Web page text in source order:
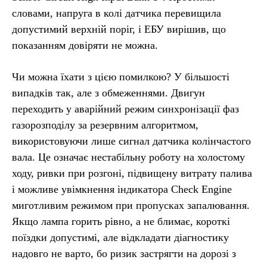
словами, напруга в колі датчика перевищила
допустимий верхній поріг, і ЕБУ вирішив, що
показанням довіряти не можна.
Чи можна їхати з цією помилкою? У більшості
випадків так, але з обмеженнями. Двигун
переходить у аварійний режим синхронізації фаз
газорозподілу за резервним алгоритмом,
використовуючи лише сигнал датчика колінчастого
вала. Це означає нестабільну роботу на холостому
ходу, ривки при розгоні, підвищену витрату палива
і можливе увімкнення індикатора Check Engine
миготливим режимом при пропусках запалювання.
Якщо лампа горить рівно, а не блимає, короткі
поїздки допустимі, але відкладати діагностику
надовго не варто, бо ризик застрягти на дорозі з